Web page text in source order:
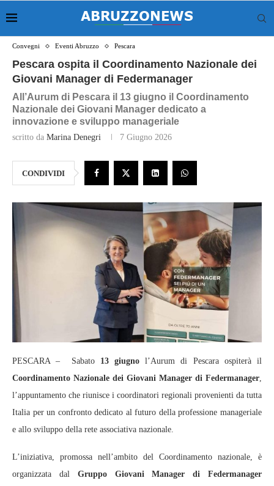
Convegni Eventi Abruzzo Pescara
Pescara ospita il Coordinamento Nazionale dei
Giovani Manager di Federmanager
All’Aurum di Pescara il 13 giugno il Coordinamento
Nazionale dei Giovani Manager dedicato a
innovazione e sviluppo manageriale
scritto da Marina Denegri 7 Giugno 2026
CONDIVIDI
PESCARA – Sabato 13 giugno l’Aurum di Pescara ospiterà il
Coordinamento Nazionale dei Giovani Manager di Federmanager,
l’appuntamento che riunisce i coordinatori regionali provenienti da tutta
Italia per un confronto dedicato al futuro della professione manageriale
e allo sviluppo della rete associativa nazionale.
L’iniziativa, promossa nell’ambito del Coordinamento nazionale, è
organizzata dal Gruppo Giovani Manager di Federmanager